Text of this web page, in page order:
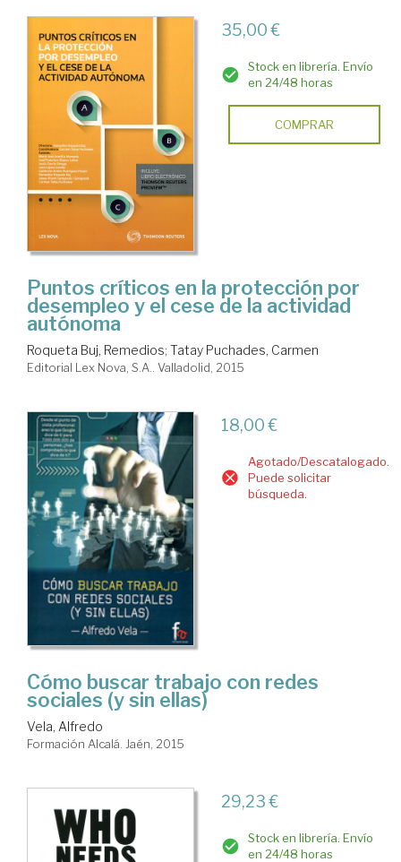
35,00 €
Stock en librería. Envío
en 24/48 horas
COMPRAR
Puntos críticos en la protección por
desempleo y el cese de la actividad
autónoma
Roqueta Buj, Remedios; Tatay Puchades, Carmen
Editorial Lex Nova, S.A.. Valladolid, 2015
18,00 €
Agotado/Descatalogado.
Puede solicitar
búsqueda.
Cómo buscar trabajo con redes
sociales (y sin ellas)
Vela, Alfredo
Formación Alcalá. Jaén, 2015
29,23 €
Stock en librería. Envío
en 24/48 horas